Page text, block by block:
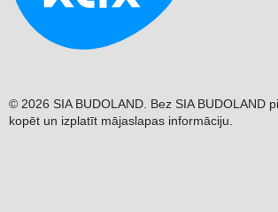
© 2026 SIA BUDOLAND. Bez SIA BUDOLAND
kopēt un izplatīt mājaslapas informāciju.